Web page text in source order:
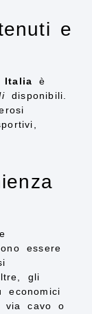
e
Italia è
disponibili.
essere
gli
economici
via cavo o